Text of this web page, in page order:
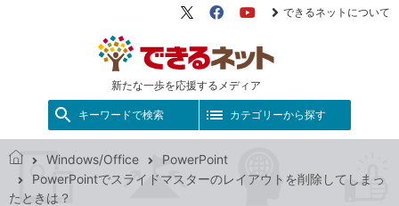
新たな一歩を応援するメディア
X（旧
FacebookYouTube
できるネットについて
キーワードで検索 カテゴリーから探す
で
き
Windows/Office
PowerPoint
PowerPointでスライドマスターのレイアウトを削除してしまっ
たときは？